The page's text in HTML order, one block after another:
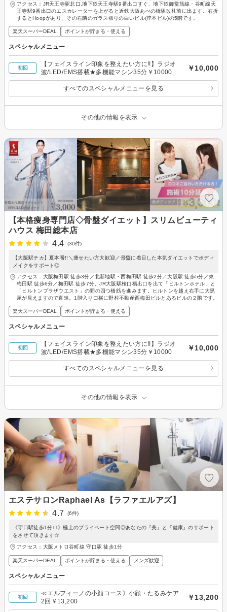
アクセス：JR天王寺駅北口,地下鉄天王寺駅9番出口すぐ、地下鉄御堂筋線・谷町線天
王寺駅9番出口のエスカレーターを上がると近鉄大阪あべの橋駅改札前に出ます。右折
するとHoopがあり、その右隣のガラス張りの白いビル(岸本ビル)の5階です。
楽天スーパーDEAL ポイントが貯まる・使える
スペシャルメニュー
初回
【フェイスライン印象を整えたい方に!!】ラジオ
波/LED/EMS搭載★多機能マシン35分￥10000
￥10,000
すべてのスペシャルメニューを見る
その他の情報を表示
【本格痩身専門店◇骨盤ダイエット】スリムビューティ
ハウス 梅田総本店
4.4
(30件)
【大阪駅チカ】夏本番!!＼痩せたい方大歓迎／骨盤に着目した本気ダイエットでボディ
メイクをサポート◎
アクセス：大阪梅田駅 徒歩3分／北新地駅・西梅田駅 徒歩2分／大阪駅 徒歩5分／東
梅田駅 徒歩6分／梅田駅 徒歩7分、JR大阪駅桜口橋出口を出て「ヒルトンホテル」と
「ヒルトンプラザウエスト」の間の四つ橋筋を進みます。ヒルトンを越え右手に大黒
屋が見えますので直進。1階入り口横に野村不動産西梅田ビルとあるビルの２階です。
楽天スーパーDEAL ポイントが貯まる・使える
スペシャルメニュー
初回
【フェイスライン印象を整えたい方に!!】ラジオ
波/LED/EMS搭載★多機能マシン35分￥10000
￥10,000
すべてのスペシャルメニューを見る
その他の情報を表示
エステサロンRaphael As【ラファエルアズ】
4.7
(6件)
《守口駅徒歩1分♪♪》極上のプライベート空間◎あなたの『美』と『健康』のサポート
をさせて頂きます☆
アクセス：大阪メトロ谷町線 守口駅 徒歩1分
楽天スーパーDEAL ポイントが貯まる・使える メンズ歓迎
スペシャルメニュー
初回
≪エルフィーノの小顔コース》小顔・たるみケア
2回￥13,200
￥13,200